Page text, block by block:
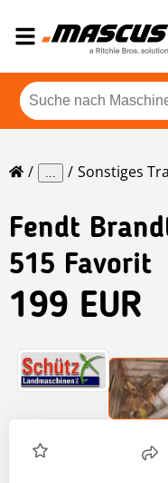
... Sonstiges
Fendt
515 Favorit
199 EUR